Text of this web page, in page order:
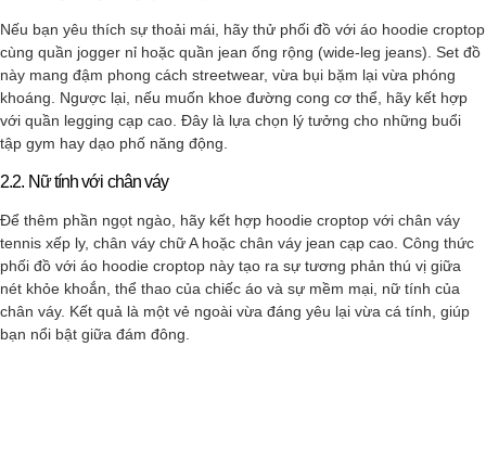
Nếu bạn yêu thích sự thoải mái, hãy thử phối đồ với áo hoodie croptop
cùng quần jogger nỉ hoặc quần jean ống rộng (wide-leg jeans). Set đồ
này mang đậm phong cách streetwear, vừa bụi bặm lại vừa phóng
khoáng. Ngược lại, nếu muốn khoe đường cong cơ thể, hãy kết hợp
với quần legging cạp cao. Đây là lựa chọn lý tưởng cho những buổi
tập gym hay dạo phố năng động.
2.2. Nữ tính với chân váy
Để thêm phần ngọt ngào, hãy kết hợp hoodie croptop với chân váy
tennis xếp ly, chân váy chữ A hoặc chân váy jean cạp cao. Công thức
phối đồ với áo hoodie croptop này tạo ra sự tương phản thú vị giữa
nét khỏe khoắn, thể thao của chiếc áo và sự mềm mại, nữ tính của
chân váy. Kết quả là một vẻ ngoài vừa đáng yêu lại vừa cá tính, giúp
bạn nổi bật giữa đám đông.